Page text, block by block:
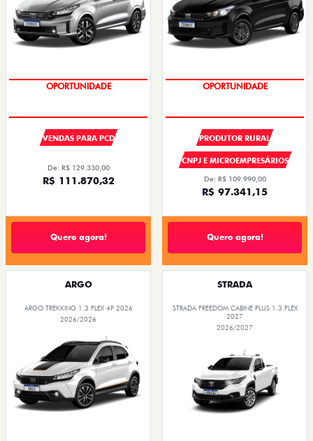
SUPER DESCONTO
VENDAS PARA PCD
De: R$ 129.330,00
R$ 111.870,32
Quero agora!
SUPER DESCONTO
PRODUTOR RURAL
CNPJ E MICROEMPRESÁRIOS
De: R$ 109.990,00
R$ 97.341,15
Quero agora!
ARGO
ARGO TREKKING 1.3 FLEX 4P 2026
2026/2026
STRADA
STRADA FREEDOM CABINE PLUS 1.3 FLEX
2027
2026/2027